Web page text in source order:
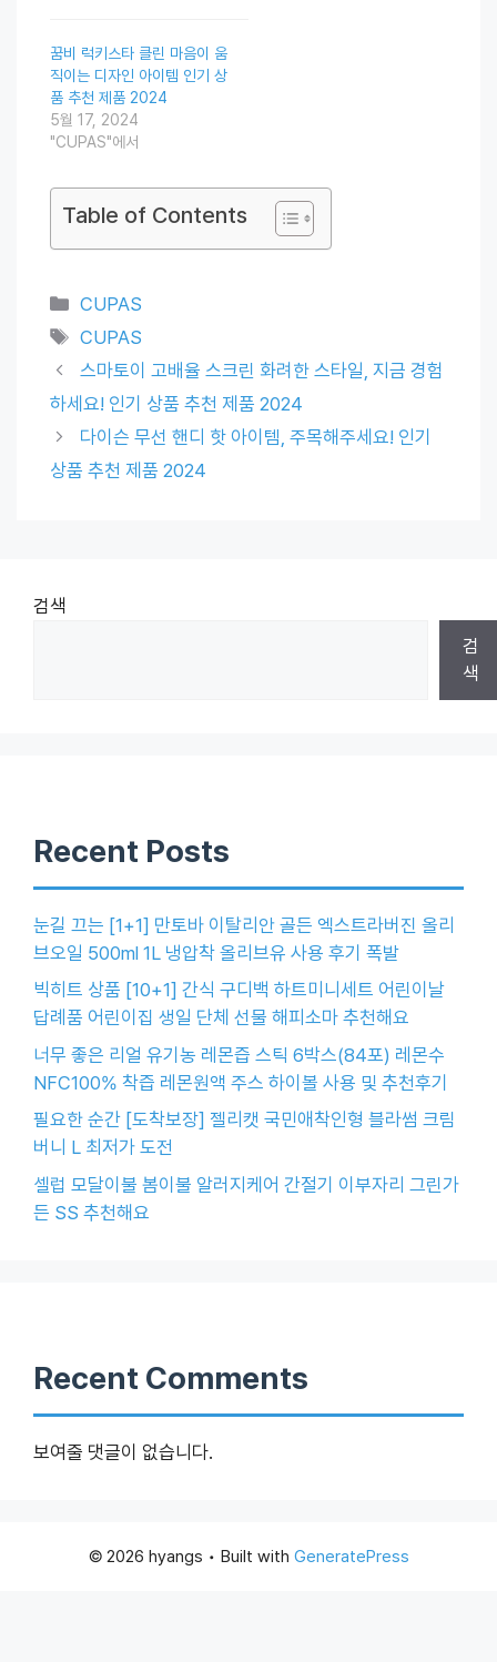
꿈비 럭키스타 클린 마음이 움
직이는 디자인 아이템 인기 상
품 추천 제품 2024
5월 17, 2024
"CUPAS"에서
Table of Contents
Categories
CUPAS
Tags
CUPAS
스마토이 고배율 스크린 화려한 스타일, 지금 경험
하세요! 인기 상품 추천 제품 2024
다이슨 무선 핸디 핫 아이템, 주목해주세요! 인기
상품 추천 제품 2024
검색
검
색
Recent Posts
눈길 끄는 [1+1] 만토바 이탈리안 골든 엑스트라버진 올리
브오일 500ml 1L 냉압착 올리브유 사용 후기 폭발
빅히트 상품 [10+1] 간식 구디백 하트미니세트 어린이날
답례품 어린이집 생일 단체 선물 해피소마 추천해요
너무 좋은 리얼 유기농 레몬즙 스틱 6박스(84포) 레몬수
NFC100% 착즙 레몬원액 주스 하이볼 사용 및 추천후기
필요한 순간 [도착보장] 젤리캣 국민애착인형 블라썸 크림
버니 L 최저가 도전
셀럽 모달이불 봄이불 알러지케어 간절기 이부자리 그린가
든 SS 추천해요
Recent Comments
보여줄 댓글이 없습니다.
© 2026 hyangs • Built with GeneratePress